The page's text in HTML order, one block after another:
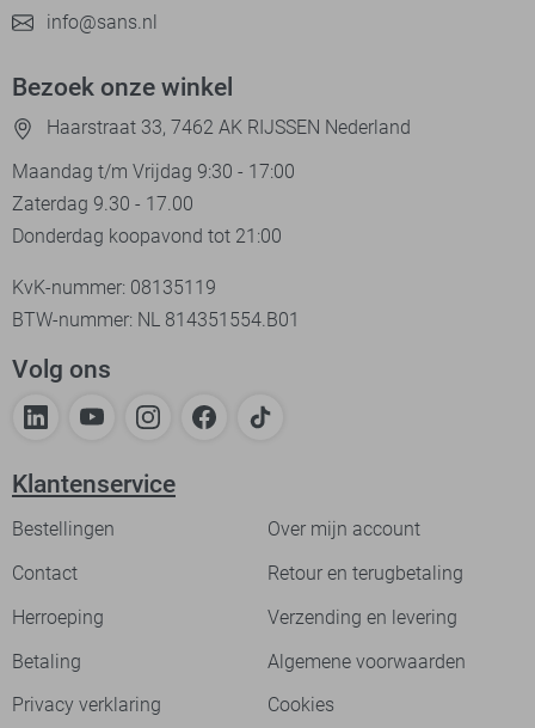
info@sans.nl
Bezoek onze winkel
Haarstraat 33, 7462 AK RIJSSEN Nederland
Maandag t/m Vrijdag 9:30 - 17:00
Zaterdag 9.30 - 17.00
Donderdag koopavond tot 21:00
KvK-nummer: 08135119
BTW-nummer: NL 814351554.B01
Volg ons
Klantenservice
Bestellingen
Over mijn account
Contact
Retour en terugbetaling
Herroeping
Verzending en levering
Betaling
Algemene voorwaarden
Privacy verklaring
Cookies